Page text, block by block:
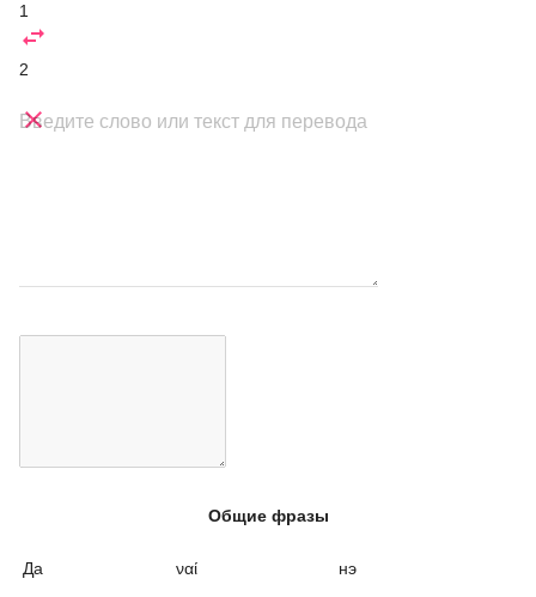
1

2

Введите слово или текст для перевода
Общие фразы
Да ναί нэ